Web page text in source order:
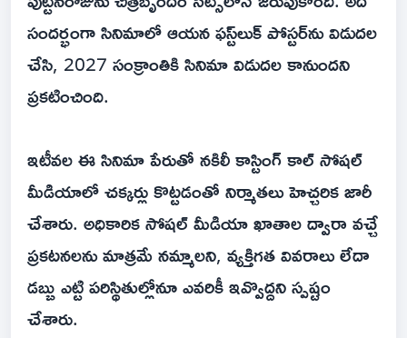
సందర్భంగా సినిమాలో ఆయన ఫస్ట్‌లుక్‌ పోస్టర్‌ను విడుదల
చేసి, 2027 సంక్రాంతికి సినిమా విడుదల కానుందని
ప్రకటించింది.
ఇటీవల ఈ సినిమా పేరుతో నకిలీ కాస్టింగ్‌ కాల్‌ సోషల్‌
మీడియాలో చక్కర్లు కొట్టడంతో నిర్మాతలు హెచ్చరిక జారీ
చేశారు. అధికారిక సోషల్‌ మీడియా ఖాతాల ద్వారా వచ్చే
ప్రకటనలను మాత్రమే నమ్మాలని, వ్యక్తిగత వివరాలు లేదా
డబ్బు ఎట్టి పరిస్థితుల్లోనూ ఎవరికీ ఇవ్వొద్దని స్పష్టం
చేశారు.